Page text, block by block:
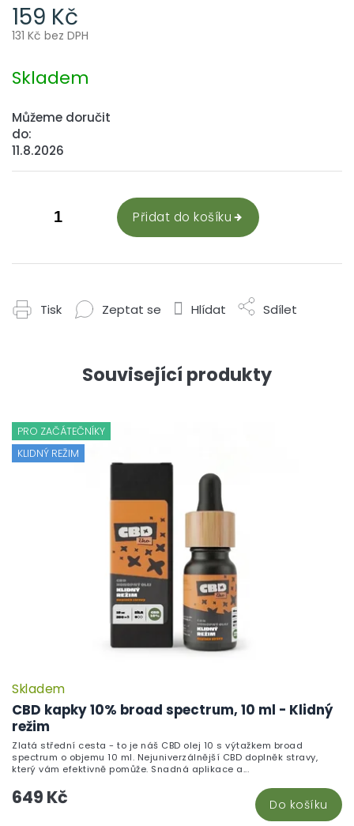
159 Kč
131 Kč bez DPH
cena:
Skladem
Můžeme doručit
do:
11.8.2026
Přidat do košíku
Tisk Zeptat se Hlídat Sdílet
Související produkty
PRO ZAČÁTEČNÍKY
KLIDNÝ REŽIM
CBD kapky 10% broad spectrum, 10 ml - Klidný
režim
Skladem
649 Kč Do košíku
Zlatá střední cesta - to je náš CBD olej 10 s výtažkem broad
spectrum o objemu 10 ml. Nejuniverzálnější CBD doplněk stravy,
který vám efektivně pomůže. Snadná aplikace a...